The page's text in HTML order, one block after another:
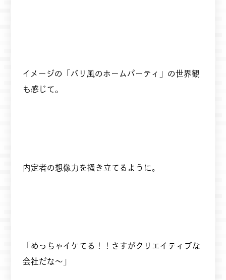
イメージの「バリ風のホームパーティ」の世界観
も感じて。
内定者の想像力を掻き立てるように。
「めっちゃイケてる！！さすがクリエイティブな
会社だな〜」